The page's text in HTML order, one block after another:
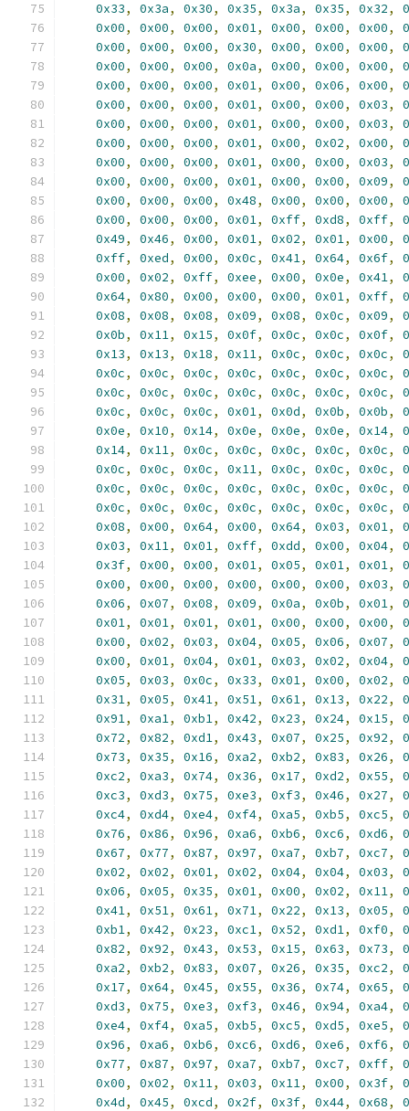
0x33, 0x3a, 0x30, 0x35, 0x3a, 0x35, 0x32,
0x00, 0x00, 0x00, 0x01, 0x00, 0x00, 0x00,
0x00, 0x00, 0x00, 0x30, 0x00, 0x00, 0x00,
0x00, 0x00, 0x00, 0x0a, 0x00, 0x00, 0x00,
0x00, 0x00, 0x00, 0x01, 0x00, 0x06, 0x00,
0x00, 0x00, 0x00, 0x01, 0x00, 0x00, 0x03,
0x00, 0x00, 0x00, 0x01, 0x00, 0x00, 0x03,
0x00, 0x00, 0x00, 0x01, 0x00, 0x02, 0x00,
0x00, 0x00, 0x00, 0x01, 0x00, 0x00, 0x03,
0x00, 0x00, 0x00, 0x01, 0x00, 0x00, 0x09,
0x00, 0x00, 0x00, 0x48, 0x00, 0x00, 0x00,
0x00, 0x00, 0x00, 0x01, 0xff, 0xd8, 0xff,
0x49, 0x46, 0x00, 0x01, 0x02, 0x01, 0x00,
0xff, 0xed, 0x00, 0x0c, 0x41, 0x64, 0x6f,
0x00, 0x02, 0xff, 0xee, 0x00, 0x0e, 0x41,
0x64, 0x80, 0x00, 0x00, 0x00, 0x01, 0xff,
0x08, 0x08, 0x08, 0x09, 0x08, 0x0c, 0x09,
0x0b, 0x11, 0x15, 0x0f, 0x0c, 0x0c, 0x0f,
0x13, 0x13, 0x18, 0x11, 0x0c, 0x0c, 0x0c,
0x0c, 0x0c, 0x0c, 0x0c, 0x0c, 0x0c, 0x0c,
0x0c, 0x0c, 0x0c, 0x0c, 0x0c, 0x0c, 0x0c,
0x0c, 0x0c, 0x0c, 0x01, 0x0d, 0x0b, 0x0b,
0x0e, 0x10, 0x14, 0x0e, 0x0e, 0x0e, 0x14,
0x14, 0x11, 0x0c, 0x0c, 0x0c, 0x0c, 0x0c,
0x0c, 0x0c, 0x0c, 0x11, 0x0c, 0x0c, 0x0c,
0x0c, 0x0c, 0x0c, 0x0c, 0x0c, 0x0c, 0x0c,
0x0c, 0x0c, 0x0c, 0x0c, 0x0c, 0x0c, 0x0c,
0x08, 0x00, 0x64, 0x00, 0x64, 0x03, 0x01,
0x03, 0x11, 0x01, 0xff, 0xdd, 0x00, 0x04,
0x3f, 0x00, 0x00, 0x01, 0x05, 0x01, 0x01,
0x00, 0x00, 0x00, 0x00, 0x00, 0x00, 0x03,
0x06, 0x07, 0x08, 0x09, 0x0a, 0x0b, 0x01,
0x01, 0x01, 0x01, 0x01, 0x00, 0x00, 0x00,
0x00, 0x02, 0x03, 0x04, 0x05, 0x06, 0x07,
0x00, 0x01, 0x04, 0x01, 0x03, 0x02, 0x04,
0x05, 0x03, 0x0c, 0x33, 0x01, 0x00, 0x02,
0x31, 0x05, 0x41, 0x51, 0x61, 0x13, 0x22,
0x91, 0xa1, 0xb1, 0x42, 0x23, 0x24, 0x15,
0x72, 0x82, 0xd1, 0x43, 0x07, 0x25, 0x92,
0x73, 0x35, 0x16, 0xa2, 0xb2, 0x83, 0x26,
0xc2, 0xa3, 0x74, 0x36, 0x17, 0xd2, 0x55,
0xc3, 0xd3, 0x75, 0xe3, 0xf3, 0x46, 0x27,
0xc4, 0xd4, 0xe4, 0xf4, 0xa5, 0xb5, 0xc5,
0x76, 0x86, 0x96, 0xa6, 0xb6, 0xc6, 0xd6,
0x67, 0x77, 0x87, 0x97, 0xa7, 0xb7, 0xc7,
0x02, 0x02, 0x01, 0x02, 0x04, 0x04, 0x03,
0x06, 0x05, 0x35, 0x01, 0x00, 0x02, 0x11,
0x41, 0x51, 0x61, 0x71, 0x22, 0x13, 0x05,
0xb1, 0x42, 0x23, 0xc1, 0x52, 0xd1, 0xf0,
0x82, 0x92, 0x43, 0x53, 0x15, 0x63, 0x73,
0xa2, 0xb2, 0x83, 0x07, 0x26, 0x35, 0xc2,
0x17, 0x64, 0x45, 0x55, 0x36, 0x74, 0x65,
0xd3, 0x75, 0xe3, 0xf3, 0x46, 0x94, 0xa4,
0xe4, 0xf4, 0xa5, 0xb5, 0xc5, 0xd5, 0xe5,
0x96, 0xa6, 0xb6, 0xc6, 0xd6, 0xe6, 0xf6,
0x77, 0x87, 0x97, 0xa7, 0xb7, 0xc7, 0xff,
0x00, 0x02, 0x11, 0x03, 0x11, 0x00, 0x3f,
0x4d, 0x45, 0xcd, 0x2f, 0x3f, 0x44, 0x68,